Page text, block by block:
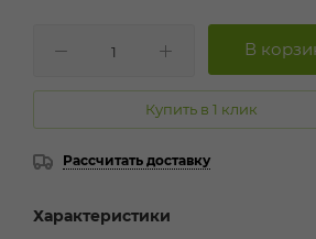
Купить в 1 клик
Рассчитать доставку
Характеристики